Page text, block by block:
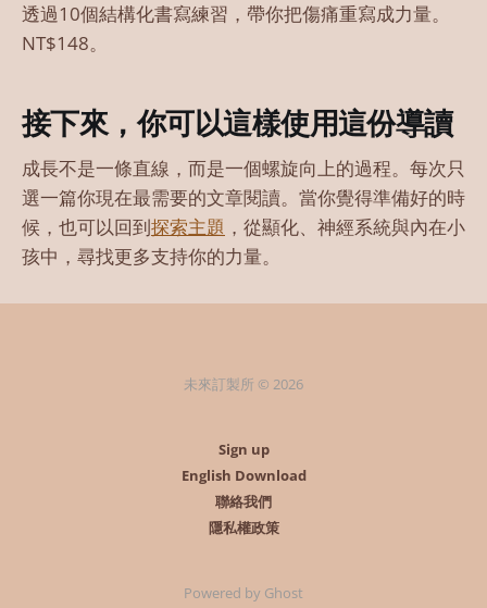
透過10個結構化書寫練習，帶你把傷痛重寫成力量。
NT$148。
接下來，你可以這樣使用這份導讀
成長不是一條直線，而是一個螺旋向上的過程。每次只
選一篇你現在最需要的文章閱讀。當你覺得準備好的時
候，也可以回到探索主題 ，從顯化、神經系統與內在小
孩中，尋找更多支持你的力量。
未來訂製所 © 2026
Sign up
English Download
聯絡我們
隱私權政策
Powered by Ghost